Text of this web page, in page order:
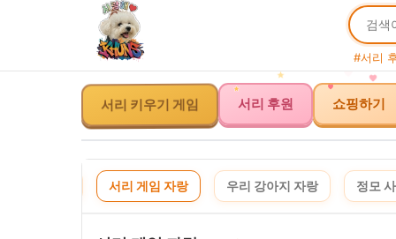
#서리
서리 키우기 게임 서리 후원 쇼핑하기
서리 게임 자랑 우리 강아지 자랑 정모